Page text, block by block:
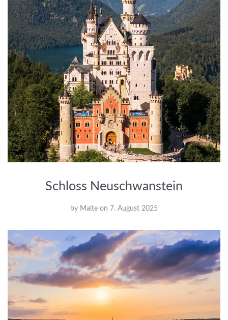
Schloss Neuschwanstein
by Malte on 7. August 2025